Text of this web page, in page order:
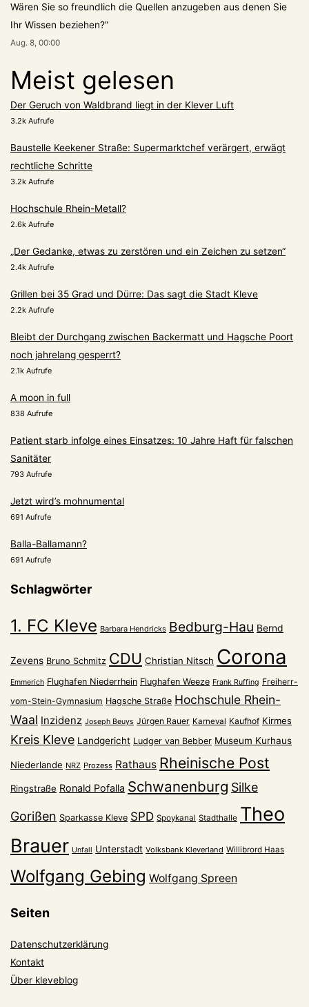
Wären Sie so freundlich die Quellen anzugeben aus denen Sie
Ihr Wissen beziehen?”
Aug. 8, 00:00
Meist gelesen
Der Geruch von Waldbrand liegt in der Klever Luft
3.2k Aufrufe
Baustelle Keekener Straße: Supermarktchef verärgert, erwägt
rechtliche Schritte
3.2k Aufrufe
Hochschule Rhein-Metall?
2.6k Aufrufe
„Der Gedanke, etwas zu zerstören und ein Zeichen zu setzen“
2.4k Aufrufe
Grillen bei 35 Grad und Dürre: Das sagt die Stadt Kleve
2.2k Aufrufe
Bleibt der Durchgang zwischen Backermatt und Hagsche Poort
noch jahrelang gesperrt?
2.1k Aufrufe
A moon in full
838 Aufrufe
Patient starb infolge eines Einsatzes: 10 Jahre Haft für falschen
Sanitäter
793 Aufrufe
Jetzt wird’s mohnumental
691 Aufrufe
Balla-Ballamann?
691 Aufrufe
Schlagwörter
1. FC Kleve Barbara Hendricks Bedburg-Hau Bernd
Zevens Bruno Schmitz CDU Christian Nitsch Corona
Emmerich Flughafen Niederrhein Flughafen Weeze Frank Ruffing Freiherr-
vom-Stein-Gymnasium Hagsche Straße Hochschule Rhein-
Waal Inzidenz Joseph Beuys Jürgen Rauer Karneval Kaufhof Kirmes
Kreis Kleve Landgericht Ludger van Bebber Museum Kurhaus
Niederlande NRZ Prozess Rathaus Rheinische Post
Ringstraße Ronald Pofalla Schwanenburg Silke
Gorißen Sparkasse Kleve SPD Spoykanal Stadthalle Theo
Brauer Unfall Unterstadt Volksbank Kleverland Willibrord Haas
Wolfgang Gebing Wolfgang Spreen
Seiten
Datenschutzerklärung
Kontakt
Über kleveblog